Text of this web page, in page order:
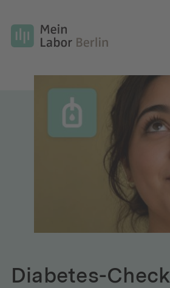
Unsere Labor-Checks
Diabetes-Check